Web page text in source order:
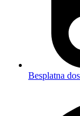
Besplatna